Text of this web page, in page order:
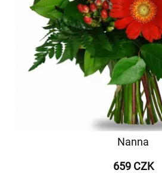
Nanna
659 CZK